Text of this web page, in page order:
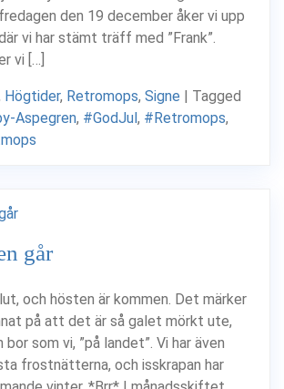
den 19 december åker vi upp
vi har stämt träff med ”Frank”.
vi […]
Högtider, Retromops, Signe | Tagged
Aspegren, #GodJul, #Retromops,
går
och hösten är kommen. Det märker
på att det är så galet mörkt ute,
som vi, ”på landet”. Vi har även
frostnätterna, och isskrapan har